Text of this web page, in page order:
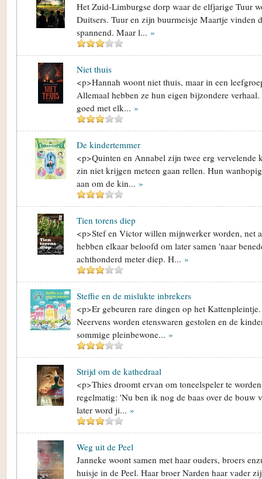
Het Zuid-Limburgse dorp waar de elfjarige Tuur
Duitsers. Tuur en zijn buurmeisje Maartje vinden
spannend. Maar l... »
Niet thuis
<p>Hannah woont niet thuis, maar in een
Allemaal hebben ze hun eigen bijzondere
goed met elk... »
De kindertemmer
<p>Quinten en Annabel zijn twee erg vervelende
zin niet krijgen meteen gaan rellen. Hun
aan om de kin... »
Tien torens diep
<p>Stef en Victor willen mijnwerker worden, net
hebben elkaar beloofd om later samen 'naar
achthonderd meter diep. H... »
Steffie en de mislukte inbrekers
<p>Er gebeuren rare dingen op het
Neervens worden etenswaren gestolen en de
sommige pleinbewone... »
Strijd om de kathedraal
<p>Thies droomt ervan om toneelspeler te
regelmatig: 'Nu ben ik nog de baas over de bouw
later word ji... »
Weg uit de Peel
Janneke woont samen met haar ouders, broers
huisje in de Peel. Haar broer Narden haar vader